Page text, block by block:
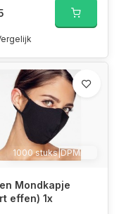
1000 stuks|DPMAX
Mondkapje
effen) 1x